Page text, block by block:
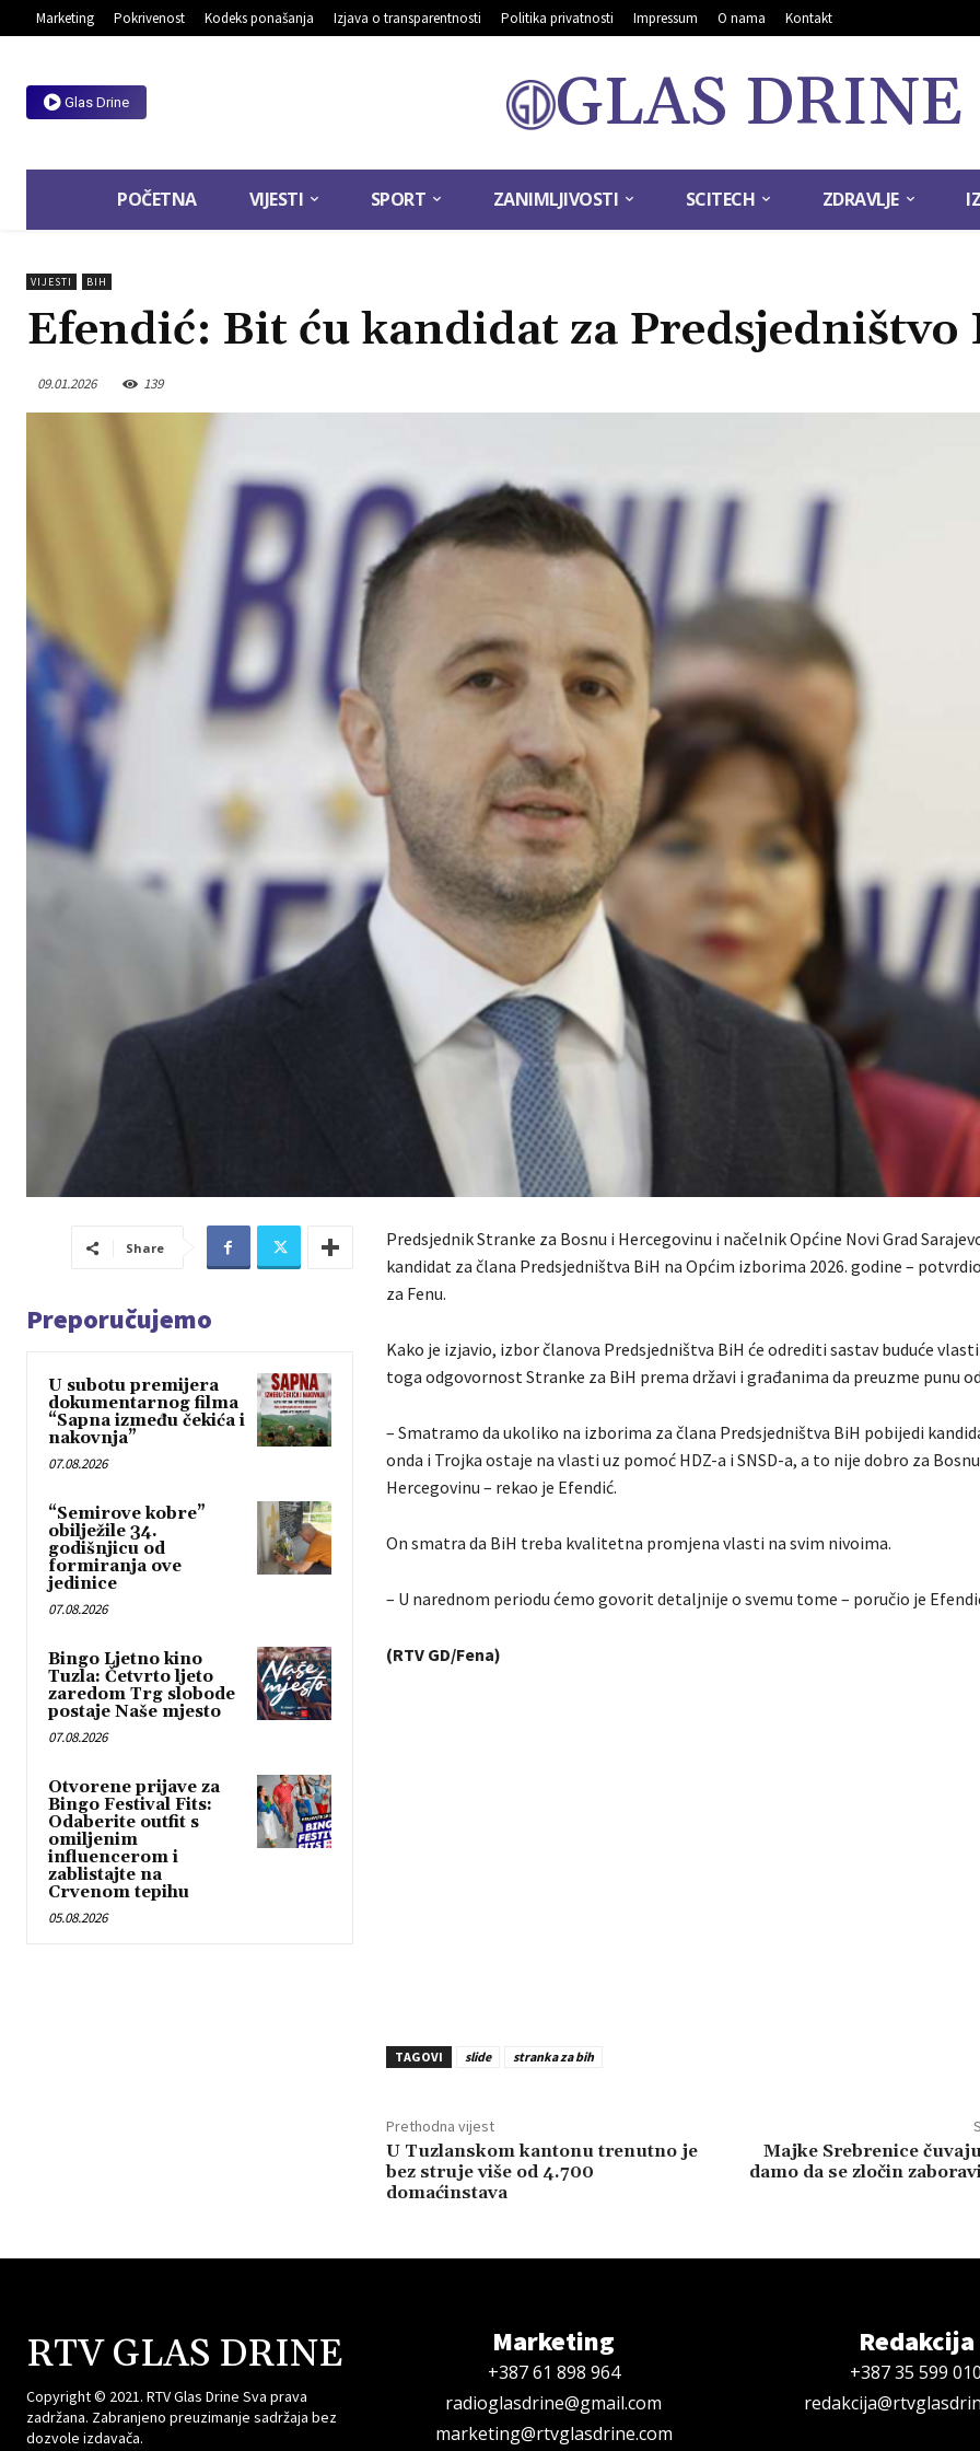
Marketing Pokrivenost Kodeks ponašanja Izjava o transparentnosti Politika privatnosti Impressum O nama Kontakt
Glas Drine GLAS DRINE
POČETNA VIJESTI SPORT ZANIMLJIVOSTI SCITECH ZDRAVLJE
VIJESTI BIH
Efendić: Bit ću kandidat za Predsjedništvo
09.01.2026 139
Share
Preporučujemo
U subotu premijera
dokumentarnog filma
“Sapna između čekića i
nakovnja”
07.08.2026
“Semirove kobre”
obilježile 34.
godišnjicu od
formiranja ove
jedinice
07.08.2026
Bingo Ljetno kino
Tuzla: Četvrto ljeto
zaredom Trg slobode
postaje Naše mjesto
07.08.2026
Otvorene prijave za
Bingo Festival Fits:
Odaberite outfit s
omiljenim
influencerom i
zablistajte na
Crvenom tepihu
05.08.2026
Predsjednik Stranke za Bosnu i Hercegovinu i načelnik Općine Novi Grad
kandidat za člana Predsjedništva BiH na Općim izborima 2026. godine –
za Fenu.
Kako je izjavio, izbor članova Predsjedništva BiH će odrediti sastav buduće
toga odgovornost Stranke za BiH prema državi i građanima da preuzme punu
– Smatramo da ukoliko na izborima za člana Predsjedništva BiH pobijedi
onda i Trojka ostaje na vlasti uz pomoć HDZ-a i SNSD-a, a to nije dobro za
Hercegovinu – rekao je Efendić.
On smatra da BiH treba kvalitetna promjena vlasti na svim nivoima.
– U narednom periodu ćemo govorit detaljnije o svemu tome – poručio je
(RTV GD/Fena)
TAGOVI slide stranka za bih
Prethodna vijest
U Tuzlanskom kantonu trenutno je
bez struje više od 4.700
domaćinstava
Majke Srebrenice
damo da se zločin
RTV GLAS DRINE
Copyright © 2021. RTV Glas Drine Sva prava
zadržana. Zabranjeno preuzimanje sadržaja bez
dozvole izdavača.
Marketing
+387 61 898 964
radioglasdrine@gmail.com
marketing@rtvglasdrine.com
Redakcija
+387 35 599